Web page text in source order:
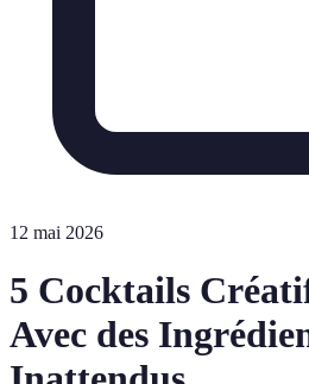
12 mai 2026
5 Cocktails
Avec des